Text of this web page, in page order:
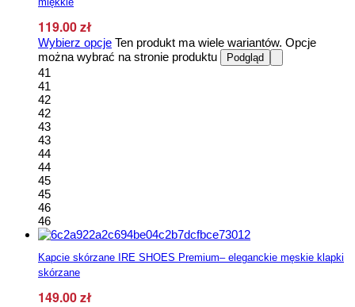
119.00zł
Wybierz opcje Ten produkt ma wiele wariantów. Opcje
można wybrać na stronie produktu
Podgląd
41
41
42
42
43
43
44
44
45
45
46
46
Kapcie skórzane IRE SHOES Premium– eleganckie męskie klapki
skórzane
149.00zł